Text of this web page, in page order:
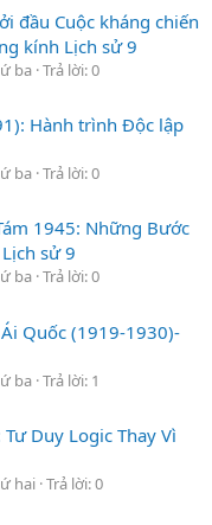
đầu Cuộc kháng chiến
kính Lịch sử 9
ba Trả lời: 0
Hành trình Độc lập
ba Trả lời: 0
1945: Những Bước
sử 9
ba Trả lời: 0
Quốc (1919-1930)-
ba Trả lời: 1
Duy Logic Thay Vì
hai Trả lời: 0